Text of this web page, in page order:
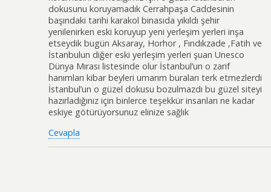
dokusunu koruyamadık Cerrahpaşa Caddesinin
başındaki tarihi karakol binasıda yıkıldı şehir
yenilenirken eski koruyup yeni yerleşim yerleri inşa
etseydik bugün Aksaray, Horhor , Fındıkzade ,Fatih ve
İstanbulun diğer eski yerleşim yerleri şuan Unesco
Dünya Mırası listesinde olur İstanbul’un o zarif
hanımları kibar beyleri umarım buraları terk etmezlerdi
İstanbul’un o güzel dokusu bozulmazdı bu güzel siteyi
hazırladığınız için binlerce teşekkür insanları ne kadar
eskiye götürüyorsunuz elinize sağlık
Cevapla